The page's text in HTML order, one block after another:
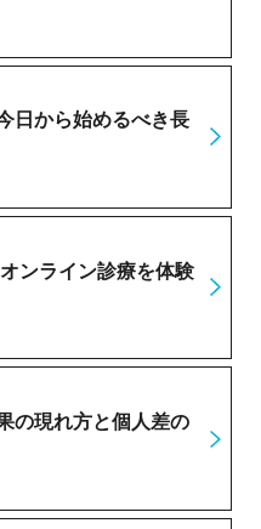
日から始めるべき長
ンライン診療を体験
の現れ方と個人差の